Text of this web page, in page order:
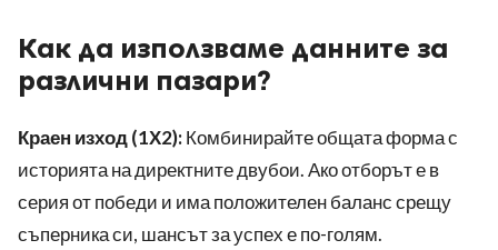
Как да използваме данните за
различни пазари?
Краен изход (1Х2):Комбинирайте общата форма с
историята на директните двубои. Ако отборът е в
серия от победи и има положителен баланс срещу
съперника си, шансът за успех е по-голям.